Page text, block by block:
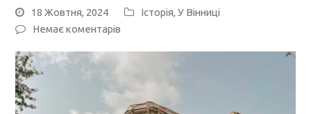
18 Жовтня, 2024 Історія,У Вінниці
Немає коментарів